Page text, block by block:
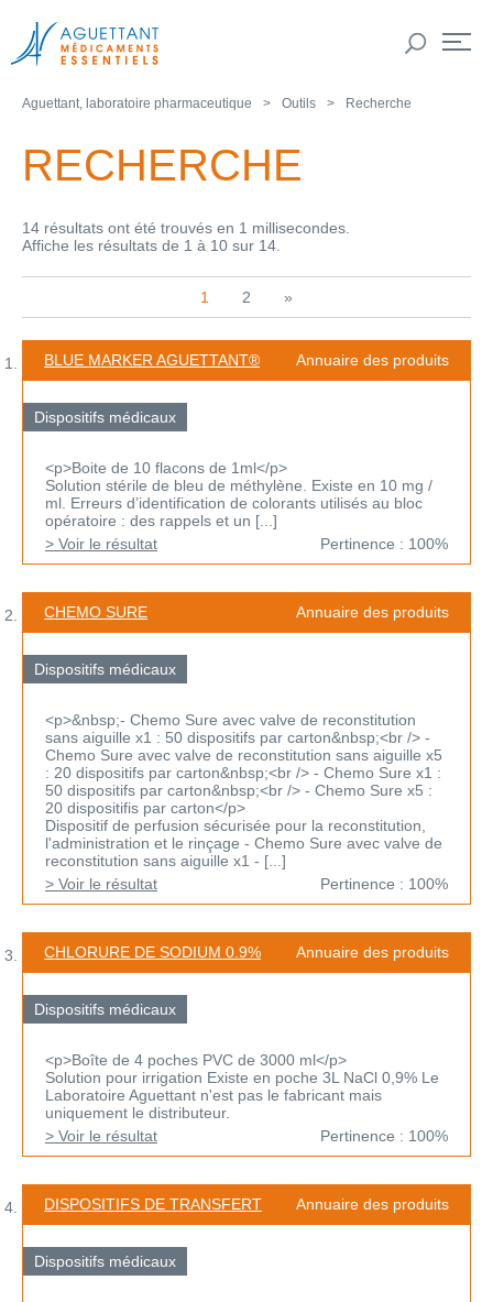
Aguettant, laboratoire pharmaceutique Outils Recherche
RECHERCHE
14 résultats ont été trouvés en 1 millisecondes.
Affiche les résultats de 1 à 10 sur 14.
1 2 »
BLUE MARKER AGUETTANT® Annuaire des produits
Dispositifs médicaux
<p>Boite de 10 flacons de 1ml</p>
Solution stérile de bleu de méthylène. Existe en 10 mg /
ml. Erreurs d’identification de colorants utilisés au bloc
opératoire : des rappels et un [...]
> Voir le résultat
Pertinence : 100%
CHEMO SURE Annuaire des produits
Dispositifs médicaux
<p>&nbsp;- Chemo Sure avec valve de reconstitution
sans aiguille x1 : 50 dispositifs par carton&nbsp;<br /> -
Chemo Sure avec valve de reconstitution sans aiguille x5
: 20 dispositifs par carton&nbsp;<br /> - Chemo Sure x1 :
50 dispositifs par carton&nbsp;<br /> - Chemo Sure x5 :
20 dispositifis par carton</p>
Dispositif de perfusion sécurisée pour la reconstitution,
l'administration et le rinçage - Chemo Sure avec valve de
reconstitution sans aiguille x1 - [...]
> Voir le résultat
Pertinence : 100%
CHLORURE DE SODIUM 0.9% Annuaire des produits
Dispositifs médicaux
<p>Boîte de 4 poches PVC de 3000 ml</p>
Solution pour irrigation Existe en poche 3L NaCl 0,9% Le
Laboratoire Aguettant n'est pas le fabricant mais
uniquement le distributeur.
> Voir le résultat
Pertinence : 100%
DISPOSITIFS DE TRANSFERT Annuaire des produits
Dispositifs médicaux